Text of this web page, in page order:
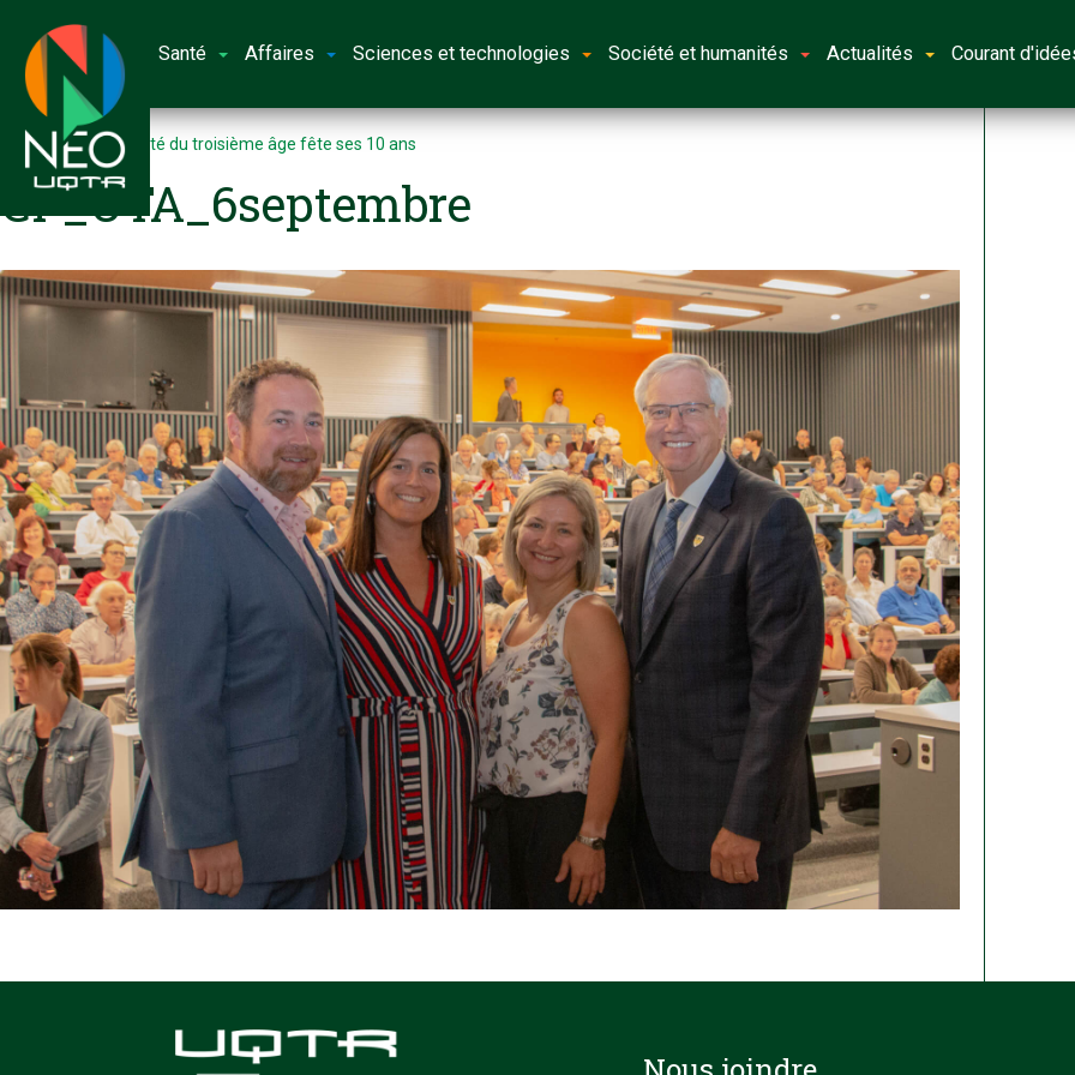
Santé Affaires Sciences et technologies Société et humanités Actualités Courant
Accueil L’Université du troisième âge fête ses 10 ans
CP_UTA_6septembre